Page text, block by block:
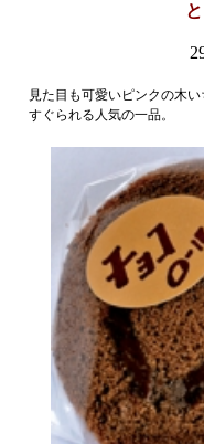
見た目も可愛いピンクの木
すぐられる人気の一品。